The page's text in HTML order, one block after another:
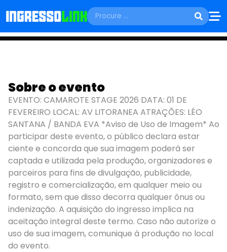
DOMINGO, 01 DE FEVEREIRO
CAMAROTE STAGE
São Luís - MA
Sobre o evento
EVENTO: CAMAROTE STAGE 2026 DATA: 01 DE
FEVEREIRO LOCAL: AV LITORANEA ATRAÇÕES: LÉO
SANTANA / BANDA EVA *Aviso de Uso de Imagem* Ao
participar deste evento, o público declara estar
ciente e concorda que sua imagem poderá ser
captada e utilizada pela produção, organizadores e
parceiros para fins de divulgação, publicidade,
registro e comercialização, em qualquer meio ou
formato, sem que disso decorra qualquer ônus ou
indenização. A aquisição do ingresso implica na
aceitação integral deste termo. Caso não autorize o
uso de sua imagem, comunique à produção no local
do evento.